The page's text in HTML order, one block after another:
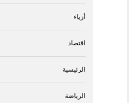
أزياء
اقتصاد
الرئيسية
الرياضة